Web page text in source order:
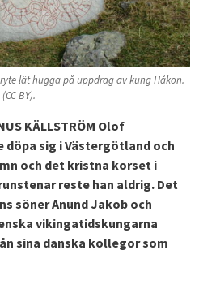
lät hugga på uppdrag av kung Håkon.
BY).
KÄLLSTRÖM Olof
sig i Västergötland och
och det kristna korset i
reste han aldrig. Det
söner Anund Jakob och
vikingatidskungarna
sina danska kollegor som